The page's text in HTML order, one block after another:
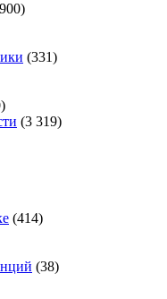
(331)
(3 319)
(414)
(38)